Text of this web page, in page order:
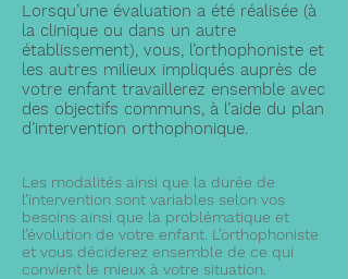
Lorsqu’une évaluation a été réalisée (à
la clinique ou dans un autre
établissement), vous, l’orthophoniste et
les autres milieux impliqués auprès de
votre enfant travaillerez ensemble avec
des objectifs communs, à l’aide du plan
d’intervention orthophonique.
Les modalités ainsi que la durée de
l’intervention sont variables selon vos
besoins ainsi que la problématique et
l’évolution de votre enfant. L’orthophoniste
et vous déciderez ensemble de ce qui
convient le mieux à votre situation.